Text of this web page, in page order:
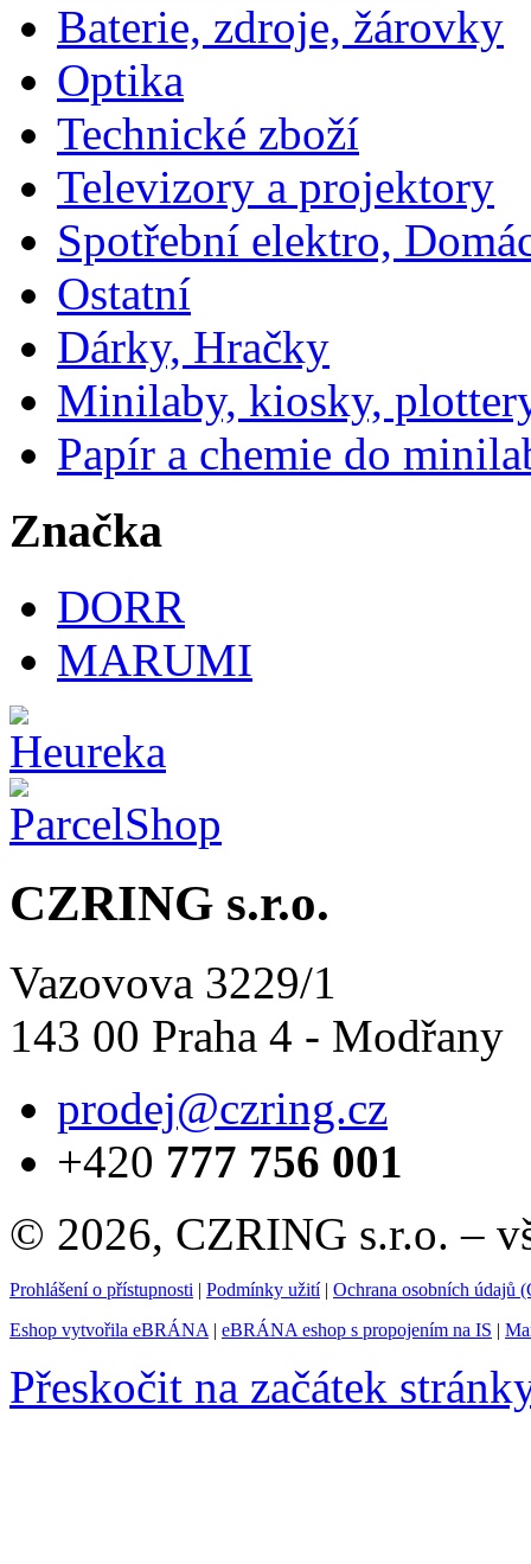
Baterie, zdroje, žárovky
Optika
Technické zboží
Televizory a projektory
Spotřební elektro,
Ostatní
Dárky, Hračky
Minilaby, kiosky,
Papír a chemie do
Značka
DORR
MARUMI
CZRING s.r.o.
Vazovova 3229/1
143 00 Praha 4 - Modřany
prodej@czring.cz
+420 777 756 001
© 2026, CZRING s.r.o. –
Prohlášení o přístupnosti | Podmínky užití| Ochrana osobních údajů
Eshop vytvořila eBRÁNA | eBRÁNA eshop s propojením na IS |
Přeskočit na začátek